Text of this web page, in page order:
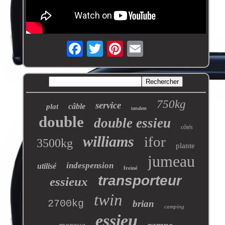
plat câble service tandem 750kg
double double essieu côtés
3500kg williams ifor plante
utilisé indespension freiné jumeau
essieux transporteur
2700kg twin brian camping
essieu